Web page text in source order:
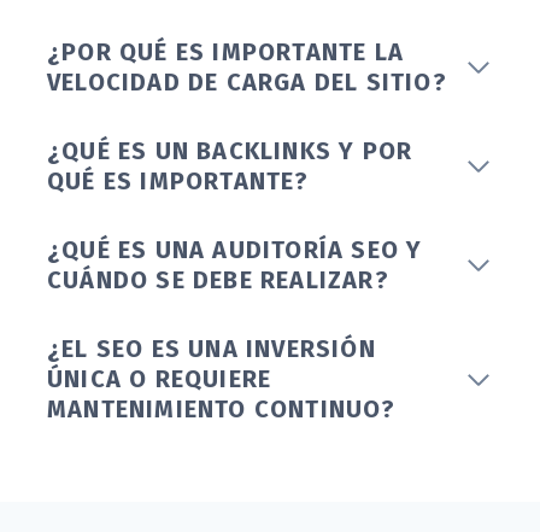
¿POR QUÉ ES IMPORTANTE LA
VELOCIDAD DE CARGA DEL SITIO?
¿QUÉ ES UN BACKLINKS Y POR
QUÉ ES IMPORTANTE?
¿QUÉ ES UNA AUDITORÍA SEO Y
CUÁNDO SE DEBE REALIZAR?
¿EL SEO ES UNA INVERSIÓN
ÚNICA O REQUIERE
MANTENIMIENTO CONTINUO?